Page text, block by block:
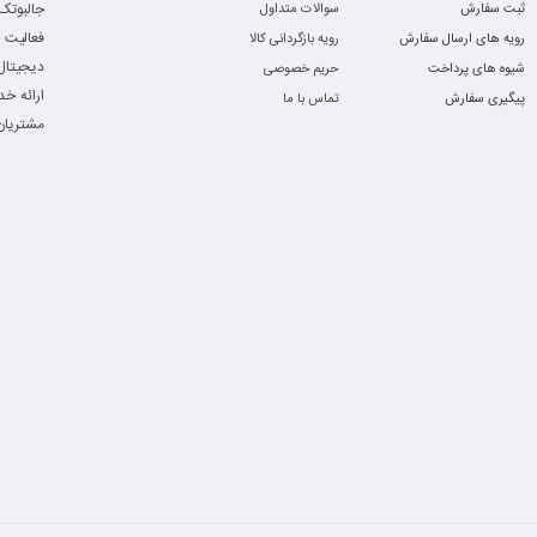
نمایشگر
ثبت سفارش
رویه های ارسال سفارش
شیوه های پرداخت
پیگیری سفارش
سوالات متداول
رویه بازگردانی کالا
حریم خصوصی
تماس با ما
ارائه